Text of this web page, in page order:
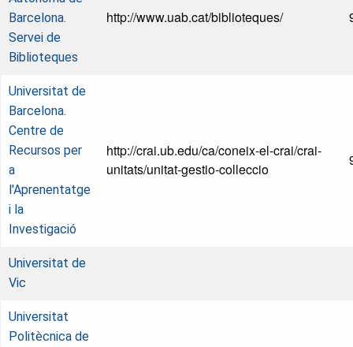
Barcelona.
Servei de
Biblioteques
http://www.uab.cat/biblioteques/
Universitat de
Barcelona.
Centre de
Recursos per
a
l'Aprenentatge
i la
Investigació
http://crai.ub.edu/ca/coneix-el-crai/crai-
unitats/unitat-gestio-colleccio
Universitat de
Vic
Universitat
Politècnica de